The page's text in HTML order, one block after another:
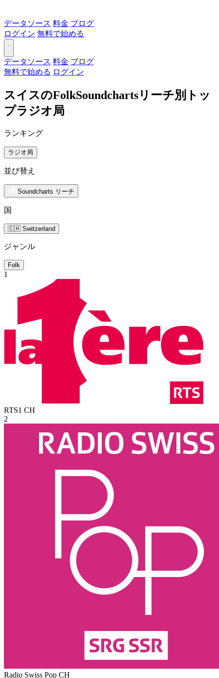
データソース 料金 ブログ
ログイン 無料で始める
データソース 料金 ブログ
無料で始める ログイン
スイスのFolkSoundchartsリーチ別トッ
プラジオ局
ランキング
ラジオ局
並び替え
Soundcharts リーチ
国
🇨🇭 Switzerland
ジャンル
Folk
1
RTS1 CH
2
Radio Swiss Pop CH